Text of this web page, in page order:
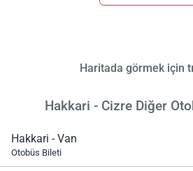
Haritada görmek için
Hakkari - Cizre Diğer
Hakkari - Van
Otobüs Bileti